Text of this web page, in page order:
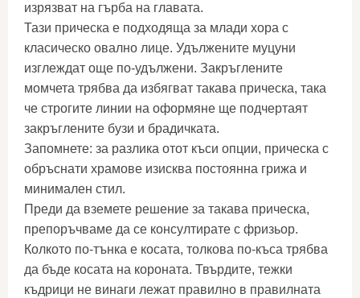
изрязват на гърба на главата.
Тази прическа е подходяща за млади хора с
класическо овално лице. Удължените муцуни
изглеждат още по-удължени. Закръглените
момчета трябва да избягват такава прическа, така
че строгите линии на оформяне ще подчертаят
закръглените бузи и брадичката.
Запомнете: за разлика отот къси опции, прическа с
обръснати храмове изисква постоянна грижа и
минимален стил.
Преди да вземете решение за такава прическа,
препоръчваме да се консултирате с фризьор.
Колкото по-тънка е косата, толкова по-къса трябва
да бъде косата на короната. Твърдите, тежки
къдрици не винаги лежат правилно в правилната